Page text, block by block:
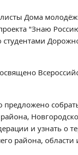
образования
качества
Дома
"Знаю
студентами
предложено
и узнать о
района, области